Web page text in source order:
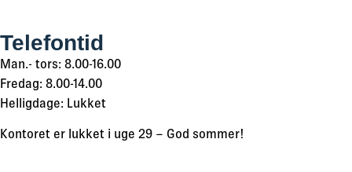
Telefontid
Man.- tors: 8.00-16.00
Fredag: 8.00-14.00
Helligdage: Lukket
Kontoret er lukket i uge 29 – God sommer!